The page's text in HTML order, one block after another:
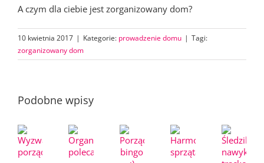
A czym dla ciebie jest zorganizowany dom?
10 kwietnia 2017 | Kategorie: prowadzenie domu | Tagi:
zorganizowany dom
Podobne wpisy